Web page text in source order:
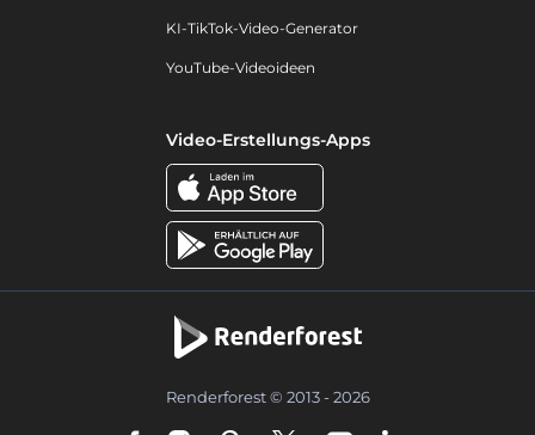
KI-TikTok-Video-Generator
YouTube-Videoideen
Video-Erstellungs-Apps
Renderforest © 2013 - 2026